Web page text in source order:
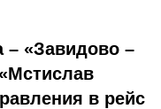
– «Завидово –
в рейс